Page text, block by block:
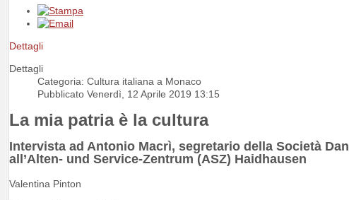
Dettagli
Dettagli
Categoria: Cultura italiana a Monaco
Pubblicato Venerdì, 12 Aprile 2019 13:15
La mia patria è la cultura
Intervista ad Antonio Macrì, segretario della Società
all’Alten- und Service-Zentrum (ASZ) Haidhausen
Valentina Pinton